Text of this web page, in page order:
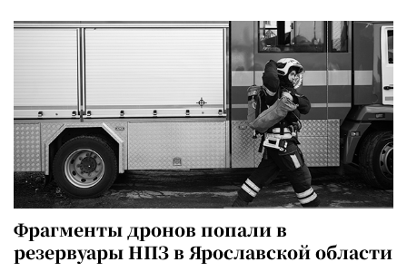
Фрагменты дронов попали в
резервуары НПЗ в Ярославской области